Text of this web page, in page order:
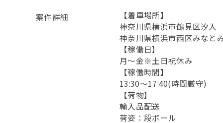
案件詳細
【着車場所】
神奈川県横浜市鶴見区汐入
神奈川県横浜市西区みなと
【稼働日】
月～金※土日祝休み
【稼働時間】
13:30〜17:40(時間厳守)
【荷物】
輸入品配送
荷姿：段ボール